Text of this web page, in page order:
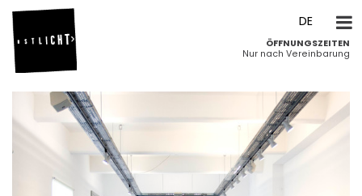
ÖFFNUNGSZEITEN
Nur nach Vereinbarung
DE
EN